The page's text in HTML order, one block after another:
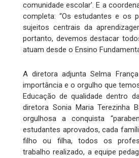
comunidade escolar'. E a
completa: “Os estudantes e os
sujeitos centrais da
portanto, devemos destacar
atuam desde o Ensino
A diretora adjunta Selma
importância e o orgulho que
Educação de qualidade dentro
diretora Sonia Maria Terezinha
orgulhosa a conquista
estudantes aprovados, cada
filho ou filha, todos os
trabalho realizado, a equipe